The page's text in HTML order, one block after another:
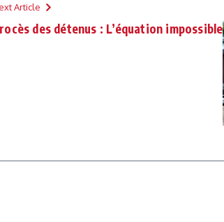
Article
des détenus : L’équation impossible